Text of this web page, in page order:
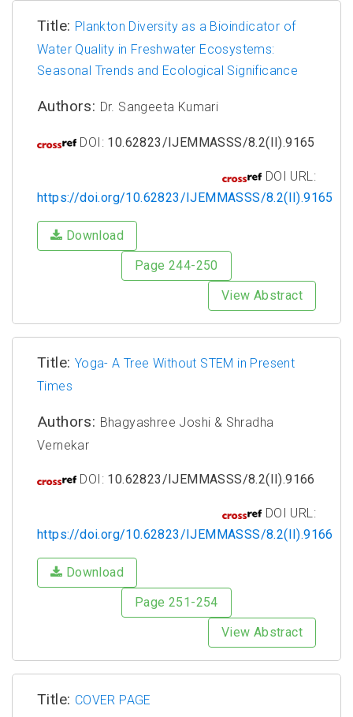
Title: Plankton Diversity as a Bioindicator of
Water Quality in Freshwater Ecosystems:
Seasonal Trends and Ecological Significance
Authors: Dr. Sangeeta Kumari
DOI: 10.62823/IJEMMASSS/8.2(II).9165
DOI URL:
https://doi.org/10.62823/IJEMMASSS/8.2(II).9165
Download
Page 244-250
View Abstract
Title: Yoga- A Tree Without STEM in Present
Times
Authors: Bhagyashree Joshi & Shradha
Vernekar
DOI: 10.62823/IJEMMASSS/8.2(II).9166
DOI URL:
https://doi.org/10.62823/IJEMMASSS/8.2(II).9166
Download
Page 251-254
View Abstract
Title: COVER PAGE